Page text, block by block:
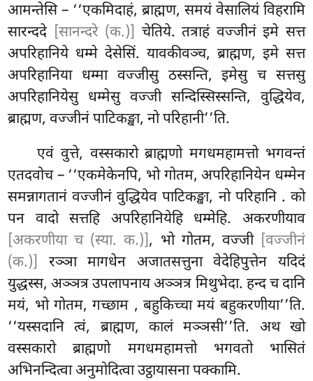
आमन्तेसि – ‘‘एकमिदाहं, ब्राह्मण, समयं वेसालियं विहरामि
सारन्ददे [सानन्दरे (क.)] चेतिये. तत्राहं वज्जीनं इमे सत्त
अपरिहानिये धम्मे देसेसिं. यावकीवञ्च, ब्राह्मण, इमे सत्त
अपरिहानिया धम्मा वज्जीसु ठस्सन्ति, इमेसु च सत्तसु
अपरिहानियेसु धम्मेसु वज्जी सन्दिस्सिस्सन्ति, वुद्धियेव,
ब्राह्मण, वज्जीनं पाटिकङ्खा, नो परिहानी’’ति.
एवं वुत्ते, वस्सकारो ब्राह्मणो मगधमहामत्तो भगवन्तं
एतदवोच – ‘‘एकमेकेनपि, भो गोतम, अपरिहानियेन धम्मेन
समन्नागतानं वज्जीनं वुद्धियेव पाटिकङ्खा, नो परिहानि . को
पन वादो सत्तहि अपरिहानियेहि धम्मेहि. अकरणीयाव
[अकरणीया च (स्या. क.)], भो गोतम, वज्जी [वज्जीनं
(क.)]
रञ्ञा मागधेन अजातसत्तुना वेदेहिपुत्तेन यदिदं
युद्धस्स, अञ्ञत्र उपलापनाय अञ्ञत्र मिथुभेदा. हन्द च दानि
मयं, भो गोतम, गच्छाम , बहुकिच्चा मयं बहुकरणीया’’ति.
‘‘यस्सदानि त्वं, ब्राह्मण, कालं मञ्ञसी’’ति. अथ खो
वस्सकारो ब्राह्मणो मगधमहामत्तो भगवतो भासितं
अभिनन्दित्वा अनुमोदित्वा उट्ठायासना पक्कामि.